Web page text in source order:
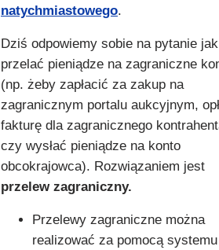
natychmiastowego.
Dziś odpowiemy sobie na pytanie jak
przelać pieniądze na zagraniczne
(np. żeby zapłacić za zakup na
zagranicznym portalu aukcyjnym,
fakturę dla zagranicznego
czy wysłać pieniądze na konto
obcokrajowca). Rozwiązaniem jest
przelew zagraniczny.
Przelewy zagraniczne można
realizować za pomocą systemu